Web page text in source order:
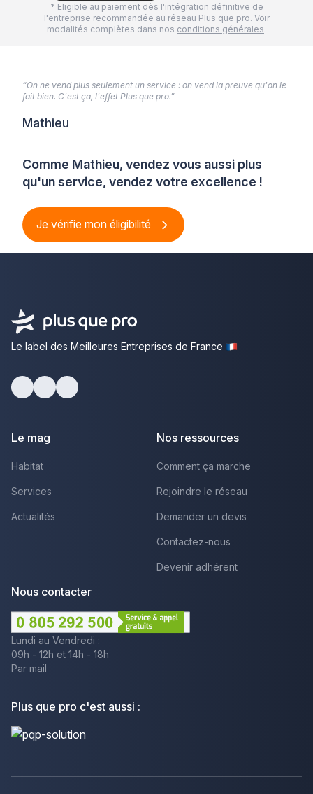
* Eligible au paiement dès l'intégration définitive de
l'entreprise recommandée au réseau Plus que pro. Voir
modalités complètes dans nos conditions générales.
Comme Mathieu, vendez vous aussi plus
qu'un service, vendez votre excellence !
Je vérifie mon éligibilité
“On ne vend plus seulement un service : on vend la preuve qu'on le
fait bien. C'est ça, l'effet Plus que pro.”
Mathieu
Le label des Meilleures Entreprises de France
Le mag
Habitat
Services
Actualités
Nos ressources
Comment ça marche
Rejoindre le réseau
Demander un devis
Contactez-nous
Devenir adhérent
Nous contacter
Lundi au Vendredi :
09h - 12h et 14h - 18h
Par mail
Plus que pro c'est aussi :